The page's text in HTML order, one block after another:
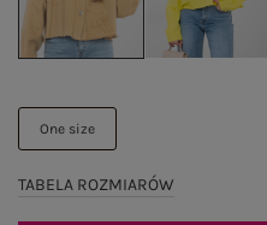
One size
TABELA ROZMIARÓW